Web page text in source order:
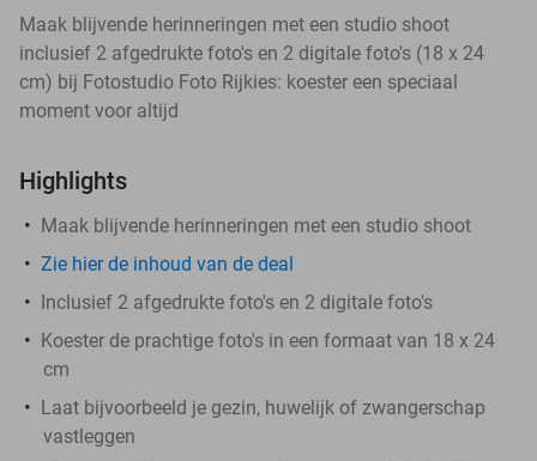
Maak blijvende herinneringen met een studio shoot
inclusief 2 afgedrukte foto's en 2 digitale foto's (18 x 24
cm) bij Fotostudio Foto Rijkies: koester een speciaal
moment voor altijd
Highlights
Maak blijvende herinneringen met een studio shoot
Zie hier de inhoud van de deal
Inclusief 2 afgedrukte foto's en 2 digitale foto's
Koester de prachtige foto's in een formaat van 18 x 24
cm
Laat bijvoorbeeld je gezin, huwelijk of zwangerschap
vastleggen